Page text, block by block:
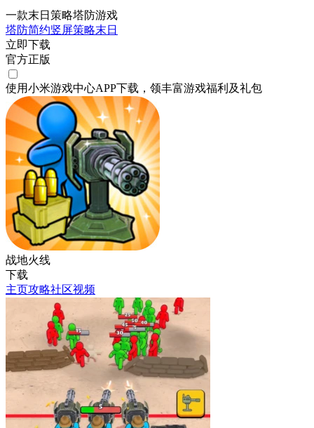
一款末日策略塔防游戏
塔防简约竖屏策略末日
立即下载
官方正版
使用小米游戏中心APP下载 ，领丰富游戏福利 及礼包
战地火线
下载
主页攻略社区视频